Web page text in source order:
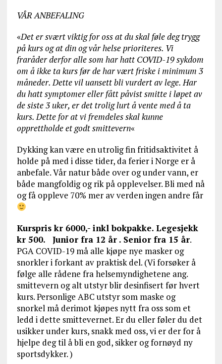
VÅR ANBEFALING
«Det er svært viktig for oss at du skal føle deg trygg
på kurs og at din og vår helse prioriteres. Vi
fraråder derfor alle som har hatt COVID-19 sykdom
om å ikke ta kurs før de har vært friske i minimum 3
måneder. Dette vil uansett bli vurdert av lege. Har
du hatt symptomer eller fått påvist smitte i løpet av
de siste 3 uker, er det trolig lurt å vente med å ta
kurs. Dette for at vi fremdeles skal kunne
opprettholde et godt smittevern«
Dykking kan være en utrolig fin fritidsaktivitet å
holde på med i disse tider, da ferier i Norge er å
anbefale. Vår natur både over og under vann, er
både mangfoldig og rik på opplevelser. Bli med nå
og få oppleve 70% mer av verden ingen andre får
Kurspris kr 6000,- inkl bokpakke. Legesjekk
kr 500. Junior fra 12 år . Senior fra 15 år.
PGA COVID-19 må alle kjøpe nye masker og
snorkler i forkant av praktisk del. (Vi forsøker å
følge alle rådene fra helsemyndighetene ang.
smittevern og alt utstyr blir desinfisert før hvert
kurs. Personlige ABC utstyr som maske og
snorkel må derimot kjøpes nytt fra oss som et
ledd i dette smittevernet. Er du eller føler du det
usikker under kurs, snakk med oss, vi er der for å
hjelpe deg til å bli en god, sikker og fornøyd ny
sportsdykker. )